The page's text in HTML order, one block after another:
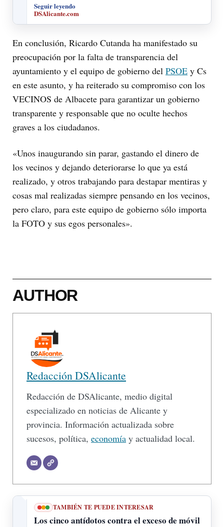
Seguir leyendo
DSAlicante.com
En conclusión, Ricardo Cutanda ha manifestado su
preocupación por la falta de transparencia del
ayuntamiento y el equipo de gobierno del PSOE y Cs
en este asunto, y ha reiterado su compromiso con los
VECINOS de Albacete para garantizar un gobierno
transparente y responsable que no oculte hechos
graves a los ciudadanos.
«Unos inaugurando sin parar, gastando el dinero de
los vecinos y dejando deteriorarse lo que ya está
realizado, y otros trabajando para destapar mentiras y
cosas mal realizadas siempre pensando en los vecinos,
pero claro, para este equipo de gobierno sólo importa
la FOTO y sus egos personales».
AUTHOR
Redacción DSAlicante
Redacción de DSAlicante, medio digital
especializado en noticias de Alicante y
provincia. Información actualizada sobre
sucesos, política, economía y actualidad local.
TAMBIÉN TE PUEDE INTERESAR
Los cinco antídotos contra el exceso de móvil